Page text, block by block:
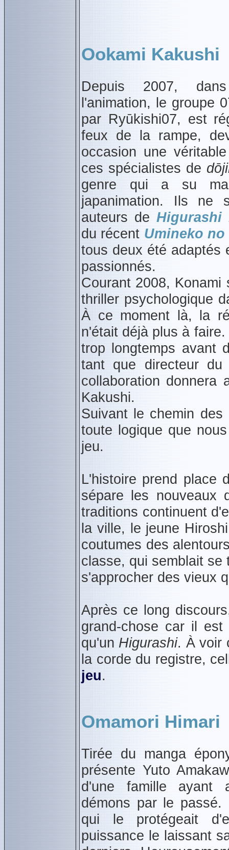
Ookami Kakushi
Depuis 2007,
l'animation, le groupe
par Ryūkishi07, est
feux de la rampe,
occasion une
ces spécialistes de
genre qui a su
japanimation. Ils ne
auteurs de
du récent Umineko
tous deux été adaptés
passionnés.
Courant 2008, Konami
thriller psychologique
À ce moment là, la
n'était déjà plus à
trop longtemps avant
tant que directeur
collaboration donnera
Kakushi.
Suivant le chemin
toute logique que
jeu.
L'histoire prend place
sépare les nouveaux
traditions continuent
la ville, le jeune
coutumes des
classe, qui semblait se
s'approcher des vieux
Après ce long
grand‑chose car il
qu'un Higurashi. À voir
la corde du registre,
jeu.
Omamori Himari
Tirée du manga
présente Yuto
d'une famille ayant
démons par le passé.
qui le protégeait
puissance le laissant